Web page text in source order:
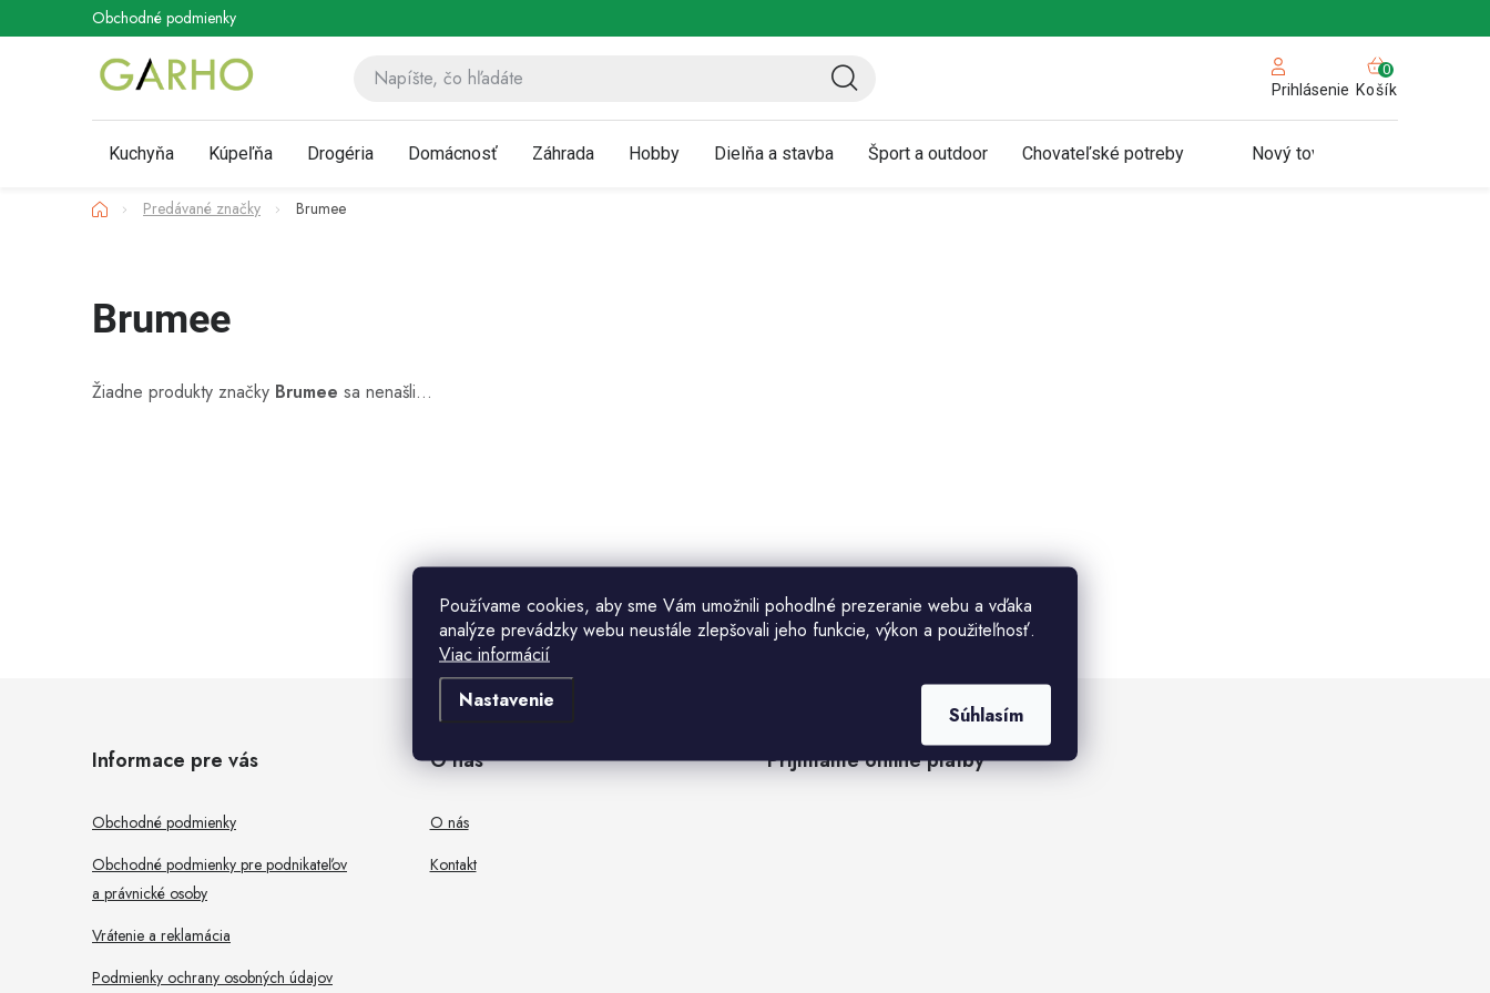
Používame cookies, aby sme Vám umožnili pohodlné prezeranie webu a vďaka
analýze prevádzky webu neustále zlepšovali jeho funkcie, výkon a použiteľnosť.
Viac informácií
Nastavenie
Súhlasím
na
Obchodné podmienky
Prihlásenie KOŠÍK
Košík
Kuchyňa Kúpeľňa Drogéria Domácnosť Záhrada Hobby Dielňa a stavba Šport a outdoor Chovateľské potreby Nový tovar
DomovPredávané značky Brumee
Brumee
Žiadne produkty značky Brumee sa nenašli...
p
a
n
e
l
Informace pre vás
Obchodné podmienky
Obchodné podmienky pre podnikateľov
a právnické osoby
Vrátenie a reklamácia
Podmienky ochrany osobných údajov
O nás
O nás
Kontakt
Prijímame online platby